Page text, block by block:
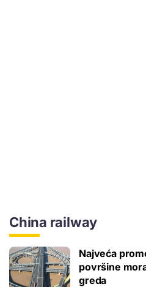
China railway
Najveća
površine
greda